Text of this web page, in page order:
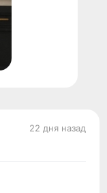
22 дня назад